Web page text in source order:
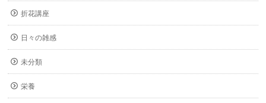
折花講座
日々の雑感
未分類
栄養